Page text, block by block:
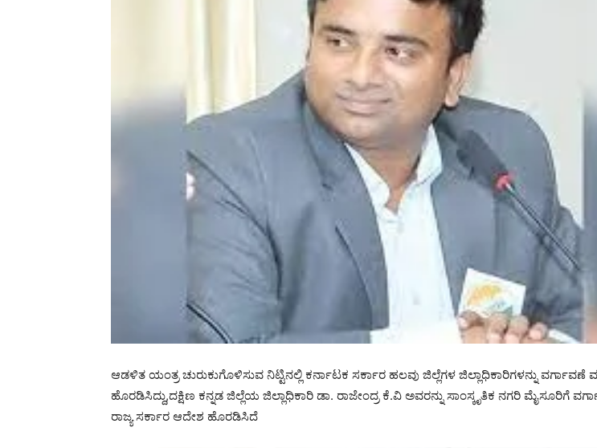
ಆಡಳಿತ ಯಂತ್ರ ಚುರುಕುಗೊಳಿಸುವ ನಿಟ್ಟಿನಲ್ಲಿ ಕರ್ನಾಟಕ ಸರ್ಕಾರ ಹಲವು ಜಿಲ್ಲೆಗಳ ಜಿಲ್ಲಾಧಿಕಾರಿಗಳನ್ನು
ಹೊರಡಿಸಿದ್ದು,ದಕ್ಷಿಣ ಕನ್ನಡ ಜಿಲ್ಲೆಯ ಜಿಲ್ಲಾಧಿಕಾರಿ ಡಾ. ರಾಜೇಂದ್ರ ಕೆ.ವಿ ಅವರನ್ನು ಸಾಂಸ್ಕೃತಿಕ ನಗರಿ ಮೈಸೂರಿಗೆ
ರಾಜ್ಯ ಸರ್ಕಾರ ಆದೇಶ ಹೊರಡಿಸಿದೆ